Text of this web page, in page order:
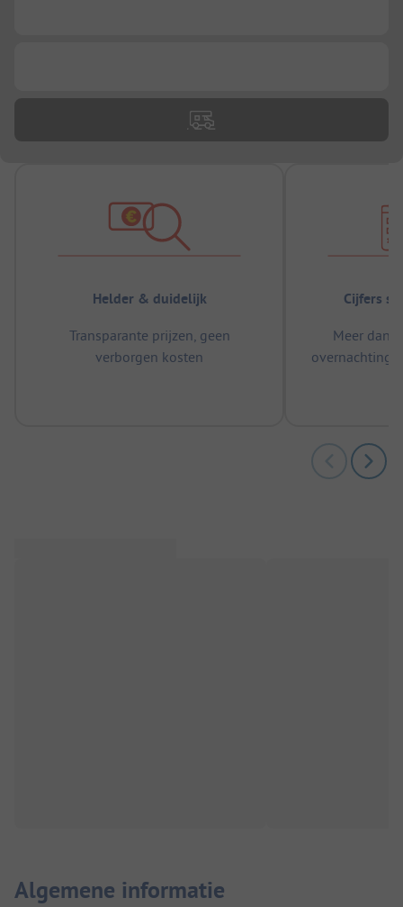
Helder & duidelijk
Transparante prijzen, geen
verborgen kosten
Cijfers
Meer dan
Algemene informatie